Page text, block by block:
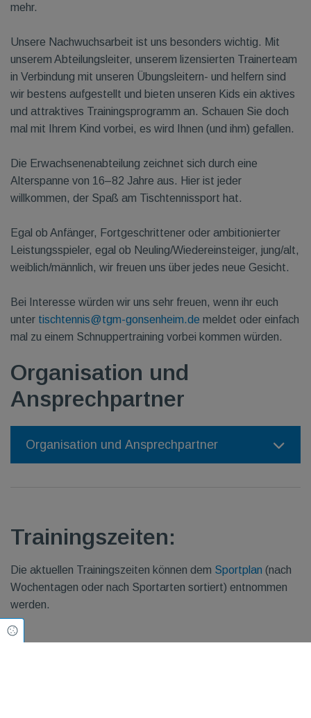
mehr.
Unsere Nachwuchsarbeit ist uns besonders wichtig. Mit
unserem Abteilungsleiter, unserem lizensierten Trainerteam
in Verbindung mit unseren Übungsleitern- und helfern sind
wir bestens aufgestellt und bieten unseren Kids ein aktives
und attraktives Trainingsprogramm an. Schauen Sie doch
mal mit Ihrem Kind vorbei, es wird Ihnen (und ihm) gefallen.
Die Erwachsenenabteilung zeichnet sich durch eine
Alterspanne von 16–82 Jahre aus. Hier ist jeder
willkommen, der Spaß am Tischtennissport hat.
Egal ob Anfänger, Fortgeschrittener oder ambitionierter
Leistungsspieler, egal ob Neuling/Wiedereinsteiger, jung/alt,
weiblich/männlich, wir freuen uns über jedes neue Gesicht.
Bei Interesse würden wir uns sehr freuen, wenn ihr euch
unter tischtennis@tgm-gonsenheim.de meldet oder einfach
mal zu einem Schnuppertraining vorbei kommen würden.
Organisation und
Ansprechpartner
Organisation und Ansprechpartner
Trainingszeiten:
Die aktuellen Trainingszeiten können dem Sportplan (nach
Wochentagen oder nach Sportarten sortiert) entnommen
werden.